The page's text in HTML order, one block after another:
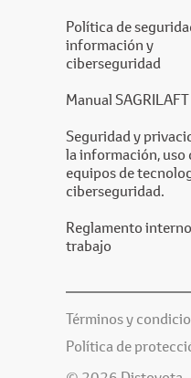
Política de
información y
ciberseguridad
Manual SAGRILAFT
Seguridad y
la información, uso
equipos de
ciberseguridad.
Reglamento
trabajo
Términos y
Política de